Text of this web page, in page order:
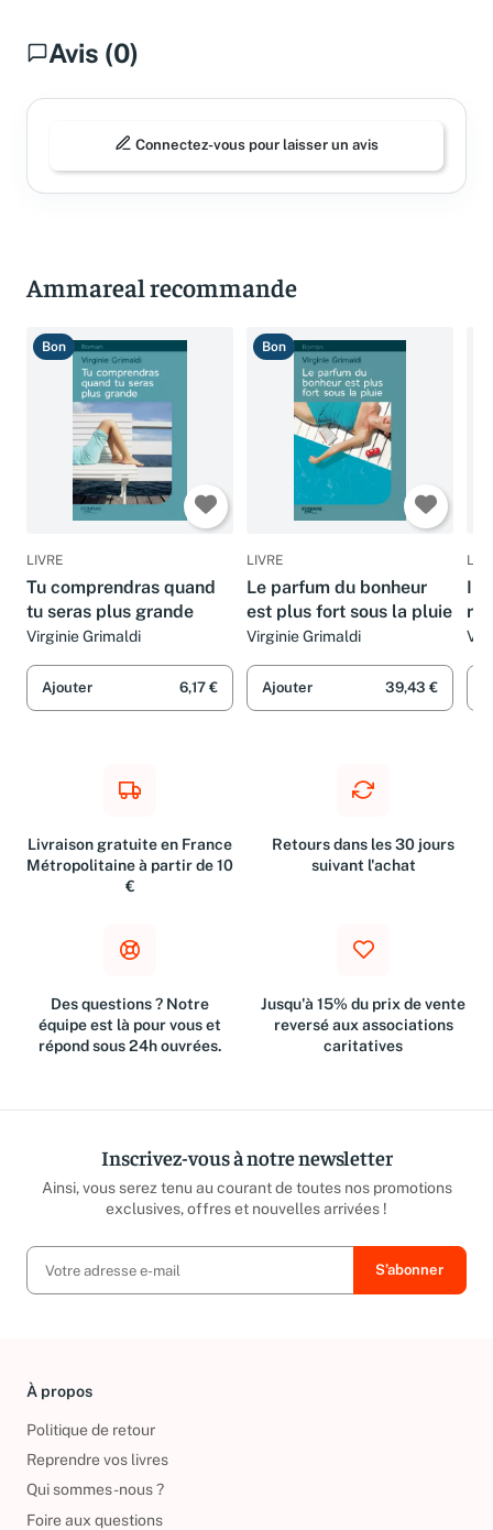
Avis (0)
Connectez-vous pour laisser un avis
Ammareal recommande
Bon
LIVRE
Tu comprendras quand
tu seras plus grande
Virginie Grimaldi
Ajouter 6,17 €
Bon
LIVRE
Le parfum du bonheur
est plus fort sous la pluie
Virginie Grimaldi
Ajouter 39,43 €
Il
Livraison gratuite en France
Métropolitaine à partir de 10
€
Retours dans les 30 jours
suivant l'achat
Des questions ? Notre
équipe est là pour vous et
répond sous 24h ouvrées.
Jusqu'à 15% du prix de vente
reversé aux associations
caritatives
Inscrivez-vous à notre newsletter
Ainsi, vous serez tenu au courant de toutes nos promotions
exclusives, offres et nouvelles arrivées !
À propos
Politique de retour
Reprendre vos livres
Qui sommes-nous ?
Foire aux questions